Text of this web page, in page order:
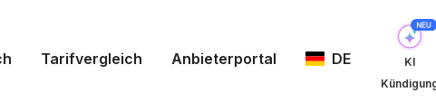
Tarifvergleich Anbieterportal DE
KI